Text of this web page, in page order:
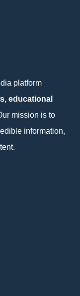
platform
educational
mission is to
information,